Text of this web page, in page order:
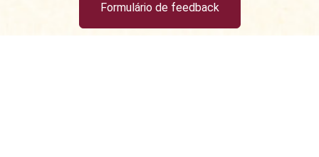
Formulário de feedback